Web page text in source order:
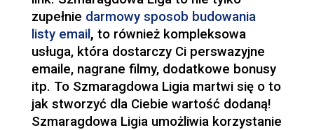
zupełnie darmowy sposob budowania
listy email , to również kompleksowa
usługa, która dostarczy Ci perswazyjne
emaile, nagrane filmy, dodatkowe bonusy
itp. To Szmaragdowa Ligia martwi się o to
jak stworzyć dla Ciebie wartość dodaną!
Szmaragdowa Ligia umożliwia korzystanie